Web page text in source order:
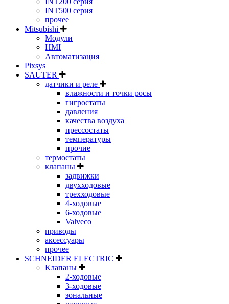
INT500 серия
прочее
Mitsubishi
Модули
HMI
Автоматизация
Pixsys
SAUTER
датчики и реле
влажности и точки росы
гигростаты
давления
качества воздуха
прессостаты
температуры
прочие
термостаты
клапаны
задвижки
двухходовые
трехходовые
4-ходовые
6-ходовые
Valveco
приводы
аксессуары
прочее
SCHNEIDER ELECTRIC
Клапаны
2-ходовые
3-ходовые
зональные